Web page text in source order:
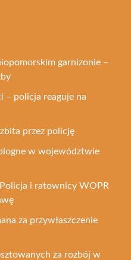
garnizonie –
– policja reaguje na
przez policję
w województwie
i ratownicy WOPR
za przywłaszczenie
za rozbój w